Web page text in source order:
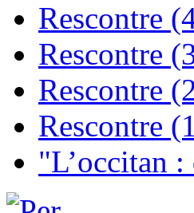
Rescontre
Rescontre
Rescontre
Rescontre
"L’occitan :